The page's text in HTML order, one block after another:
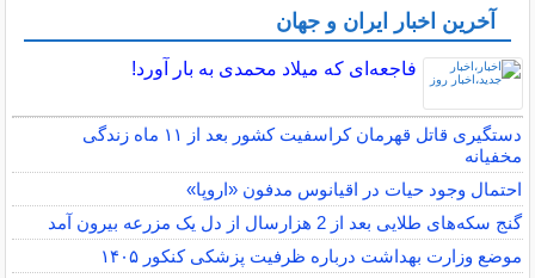
آخرین اخبار ایران و جهان
فاجعه‌ای که میلاد محمدی به بار آورد!
دستگیری قاتل قهرمان کراسفیت کشور بعد از ۱۱ ماه زندگی
مخفیانه
احتمال وجود حیات در اقیانوس مدفون «اروپا»
گنج سکه‌های طلایی بعد از 2 هزارسال از دل یک مزرعه بیرون آمد
موضع وزارت بهداشت درباره ظرفیت پزشکی کنکور ۱۴۰۵